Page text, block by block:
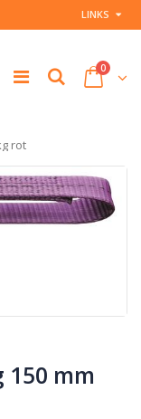
LINKS
0
rot
150 mm